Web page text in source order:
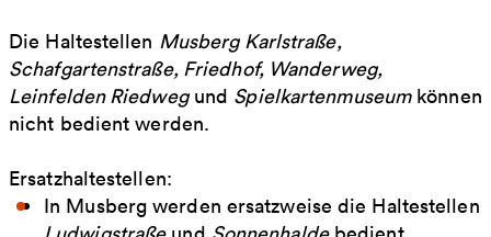
Die Haltestellen Musberg Karlstraße,
Schafgartenstraße, Friedhof, Wanderweg,
Leinfelden Riedwegund Spielkartenmuseumkönnen
nicht bedient werden.
Ersatzhaltestellen:
In Musberg werden ersatzweise die Haltestellen